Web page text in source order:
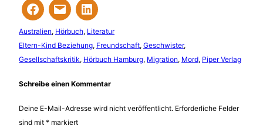
Australien, Hörbuch, Literatur
Eltern-Kind Beziehung, Freundschaft, Geschwister
Gesellschaftskritik, Hörbuch Hamburg, Migration, Mord, Piper Verlag
Schreibe einen Kommentar
Deine E-Mail-Adresse wird nicht veröffentlicht. Erforderliche Felder
sind mit * markiert